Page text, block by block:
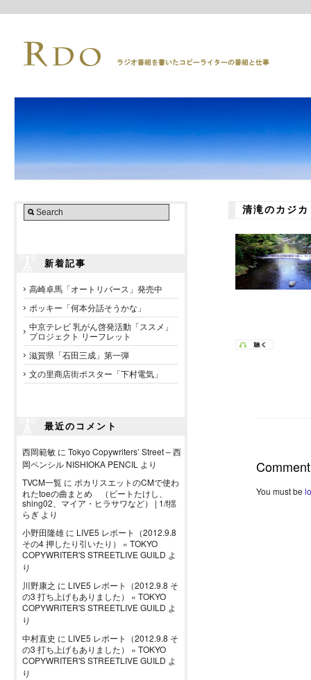
新着記事
高崎卓馬「オートリバース」発売中
ポッキー「何本分話そうかな」
中京テレビ 乳がん啓発活動「ススメ」
プロジェクト リーフレット
滋賀県「石田三成」第一弾
文の里商店街ポスター「下村電気」
最近のコメント
西岡範敏 に Tokyo Copywriters’ Street – 西
岡ペンシル NISHIOKA PENCIL より
TVCM一覧 に ポカリスエットのCMで使わ
れたtoeの曲まとめ （ビートたけし、
shing02、マイア・ヒラサワなど） | 1/f揺
らぎ より
小野田隆雄 に LIVE5 レポート（2012.9.8
その4 押したり引いたり） « TOKYO
COPYWRITER'S STREETLIVE GUILD よ
り
川野康之 に LIVE5 レポート（2012.9.8 そ
の3 打ち上げもありました） « TOKYO
COPYWRITER'S STREETLIVE GUILD よ
り
中村直史 に LIVE5 レポート（2012.9.8 そ
の3 打ち上げもありました） « TOKYO
COPYWRITER'S STREETLIVE GUILD よ
り
清滝のカジカ
Comment
You must be